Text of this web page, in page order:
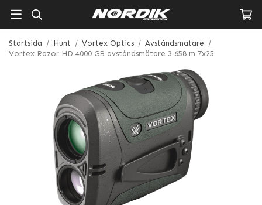
Startsida / Hunt / Vortex Optics / Avståndsmätare /
Vortex Razor HD 4000 GB avståndsmätare 3 658 m 7x25